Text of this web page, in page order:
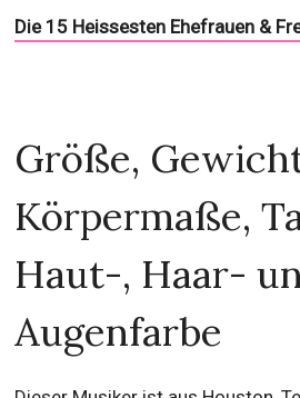
Die 15 Heissesten Ehefrauen &
Größe,
Körpermaße,
Haut-, Haar-
Augenfarbe